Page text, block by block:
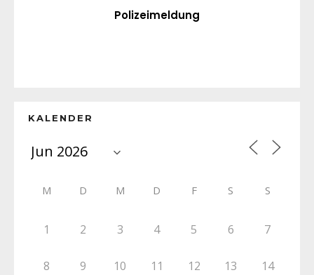
Polizeimeldung
KALENDER
M D M D F S S
1 2 3 4 5 6 7
8 9 10 11 12 13 14